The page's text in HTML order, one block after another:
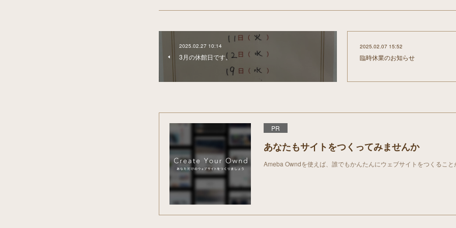
2025.02.27 10:14
3月の休館日です。
2025.02.07 15:52
臨時休業のお知らせ
PR
あなたもサイトをつくってみませんか
Ameba Owndを使えば、誰でもかんたんにウェブサイトをつくること